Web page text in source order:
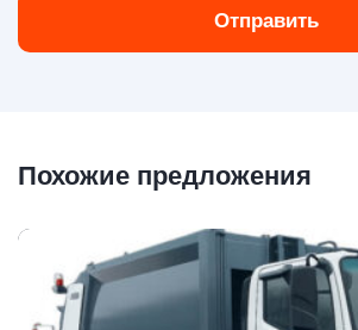
Отправить
Похожие предложения